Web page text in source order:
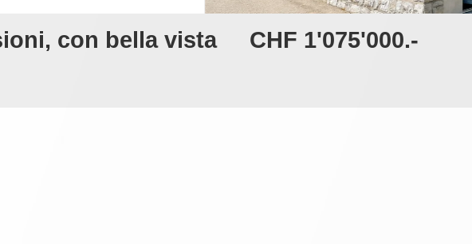
con bella vista CHF 1'075'000.-